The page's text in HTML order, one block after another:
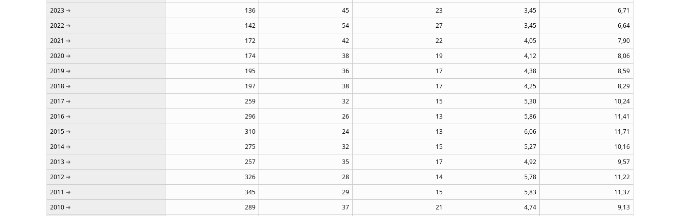
2023
136 45 23 3,45
6,71
2022
142 54 27 3,45
6,64
2021
172 42 22 4,05
7,90
2020
174 38 19 4,12
8,06
2019
195 36 17 4,38
8,59
2018
197 38 17 4,25
8,29
2017
259 32 15 5,30
10,24
2016
296 26 13 5,86
11,41
2015
310 24 13 6,06
11,71
2014
275 32 15 5,27
10,16
2013
257 35 17 4,92
9,57
2012
326 28 14 5,78
11,22
2011
345 29 15 5,83
11,37
2010
289 37 21 4,74
9,13